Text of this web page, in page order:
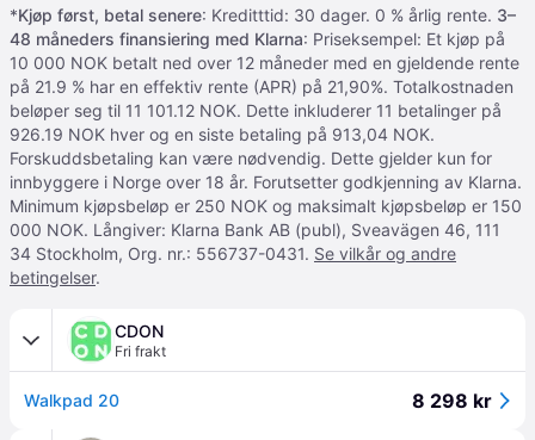
*Kjøp først, betal senere: Kreditttid: 30 dager. 0 % årlig rente. 3–
48 måneders finansiering med Klarna: Priseksempel: Et kjøp på
10 000 NOK betalt ned over 12 måneder med en gjeldende rente
på 21.9 % har en effektiv rente (APR) på 21,90%. Totalkostnaden
beløper seg til 11 101.12 NOK. Dette inkluderer 11 betalinger på
926.19 NOK hver og en siste betaling på 913,04 NOK.
Forskuddsbetaling kan være nødvendig. Dette gjelder kun for
innbyggere i Norge over 18 år. Forutsetter godkjenning av Klarna.
Minimum kjøpsbeløp er 250 NOK og maksimalt kjøpsbeløp er 150
000 NOK. Långiver: Klarna Bank AB (publ), Sveavägen 46, 111
34 Stockholm, Org. nr.: 556737-0431. Se vilkår og andre
betingelser.
CDON
Fri frakt
Walkpad 20 8 298 kr